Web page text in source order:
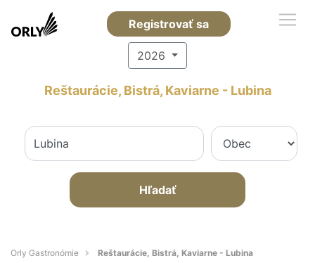
Registrovať sa
2026
Reštaurácie, Bistrá, Kaviarne - Lubina
Hľadať
Orly Gastronómie Reštaurácie, Bistrá, Kaviarne - Lubina